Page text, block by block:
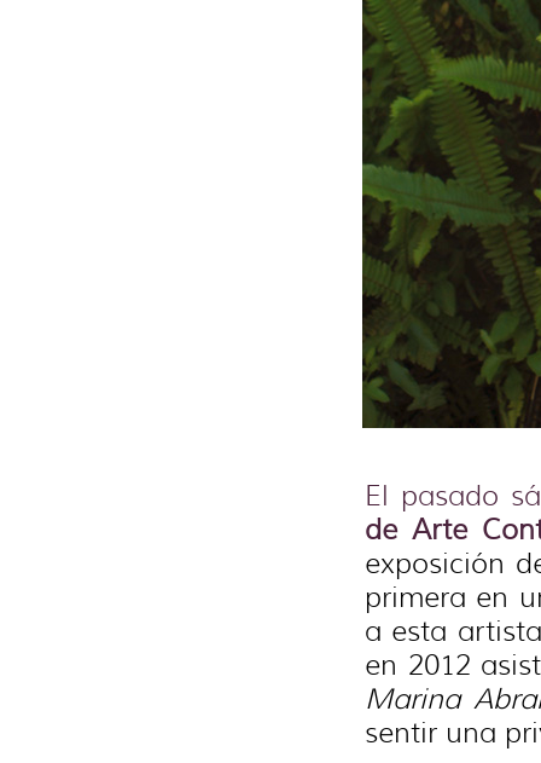
El pasado
deArte
exposición
primera en
a esta
en 2012
Marina
sentir una